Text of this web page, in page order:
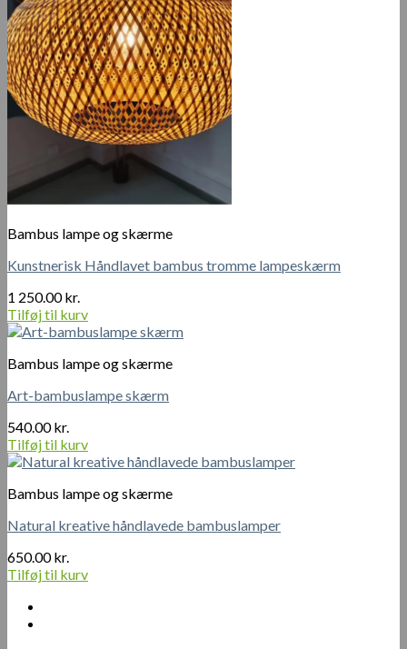
Bambus lampe og skærme
Kunstnerisk Håndlavet bambus tromme lampeskærm
1 250.00kr.
Tilføj til kurv
Bambus lampe og skærme
Art-bambuslampe skærm
540.00kr.
Tilføj til kurv
Bambus lampe og skærme
Natural kreative håndlavede bambuslamper
650.00kr.
Tilføj til kurv